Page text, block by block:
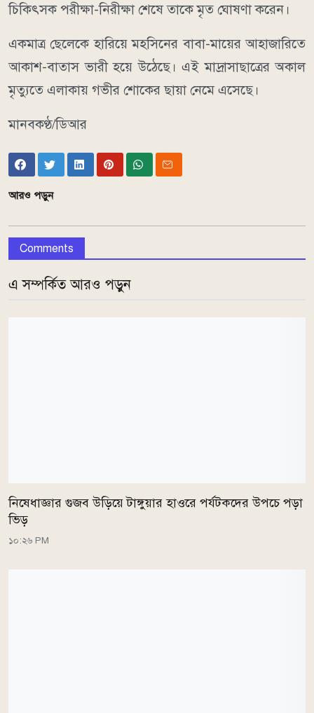
চিকিৎসক পরীক্ষা-নিরীক্ষা শেষে তাকে মৃত ঘোষণা করেন।
একমাত্র ছেলেকে হারিয়ে মহসিনের বাবা-মায়ের আহাজারিতে
আকাশ-বাতাস ভারী হয়ে উঠেছে। এই মাদ্রাসাছাত্রের অকাল
মৃত্যুতে এলাকায় গভীর শোকের ছায়া নেমে এসেছে।
মানবকণ্ঠ/ডিআর
আরও পড়ুন
Comments
এ সম্পর্কিত আরও পড়ুন
নিষেধাজ্ঞার গুজব উড়িয়ে টাঙ্গুয়ার হাওরে পর্যটকদের উপচে পড়া
ভিড়
১০:২৬ PM